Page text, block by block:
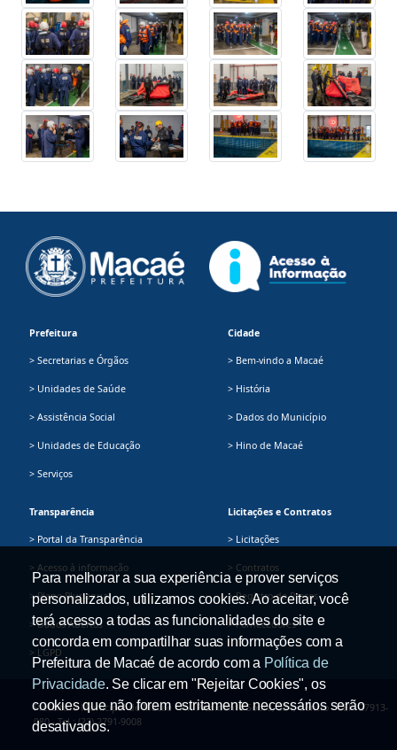
Prefeitura
> Secretarias e Órgãos
> Unidades de Saúde
> Assistência Social
> Unidades de Educação
> Serviços
Cidade
> Bem-vindo a Macaé
> História
> Dados do Município
> Hino de Macaé
Transparência
> Portal da Transparência
> Acesso à informação
> Plano Plurianual
> Dados Abertos
> LGPD
Licitações e Contratos
> Licitações
> Contratos
> Registro de Preços
> Fornecedores
Prefeitura Municipal de Macaé - Av. Presidente Sodré, 534, Centro - CEP: 27913-
080 - Tel.: (22) 2791-9008
Para melhorar a sua experiência e prover serviços
personalizados, utilizamos cookies. Ao aceitar, você
terá acesso a todas as funcionalidades do site e
concorda em compartilhar suas informações com a
Prefeitura de Macaé de acordo com a Política de
Privacidade. Se clicar em "Rejeitar Cookies", os
cookies que não forem estritamente necessários serão
desativados.